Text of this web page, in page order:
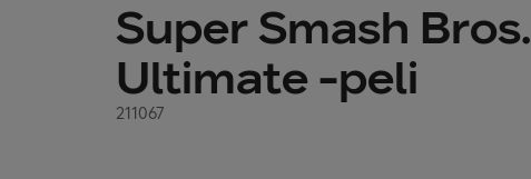
Super Smash Bros.
Ultimate -peli
211067